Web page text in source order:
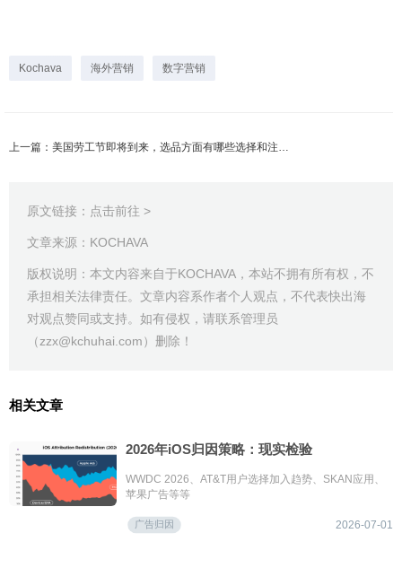
Kochava 海外营销 数字营销
原文链接： 点击前往 >
文章来源：KOCHAVA
版权说明：本文内容来自于KOCHAVA，本站不拥有所有权，不
承担相关法律责任。文章内容系作者个人观点，不代表快出海
对观点赞同或支持。如有侵权，请联系管理员
（zzx@kchuhai.com）删除！
相关文章
2026年iOS归因策略：现实检验
WWDC 2026、AT&T用户选择加入趋势、SKAN应用、
苹果广告等等
广告归因 2026-07-01